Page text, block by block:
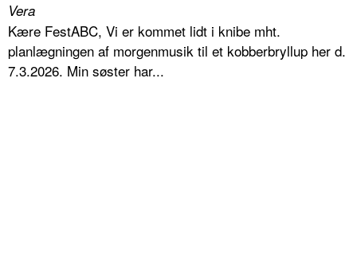
Vera
Kære FestABC, Vi er kommet lidt i knibe mht.
planlægningen af morgenmusik til et kobberbryllup her d.
7.3.2026. Min søster har...